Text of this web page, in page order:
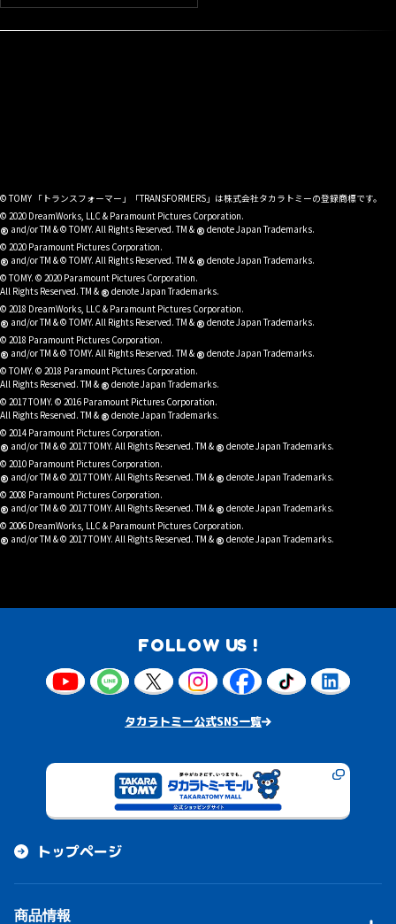
© TOMY 「トランスフォーマー」「TRANSFORMERS」は株式会社タカラトミーの登録商標です。
© 2020 DreamWorks, LLC & Paramount Pictures Corporation.
® and/or TM & © TOMY. All Rights Reserved. TM & ® denote Japan Trademarks.
© 2020 Paramount Pictures Corporation.
® and/or TM & © TOMY. All Rights Reserved. TM & ® denote Japan Trademarks.
© TOMY. © 2020 Paramount Pictures Corporation.
All Rights Reserved. TM & ® denote Japan Trademarks.
© 2018 DreamWorks, LLC & Paramount Pictures Corporation.
® and/or TM & © TOMY. All Rights Reserved. TM & ® denote Japan Trademarks.
© 2018 Paramount Pictures Corporation.
® and/or TM & © TOMY. All Rights Reserved. TM & ® denote Japan Trademarks.
© TOMY. © 2018 Paramount Pictures Corporation.
All Rights Reserved. TM & ® denote Japan Trademarks.
© 2017 TOMY. © 2016 Paramount Pictures Corporation.
All Rights Reserved. TM & ® denote Japan Trademarks.
© 2014 Paramount Pictures Corporation.
® and/or TM & © 2017 TOMY. All Rights Reserved. TM & ® denote Japan Trademarks.
© 2010 Paramount Pictures Corporation.
® and/or TM & © 2017 TOMY. All Rights Reserved. TM & ® denote Japan Trademarks.
© 2008 Paramount Pictures Corporation.
® and/or TM & © 2017 TOMY. All Rights Reserved. TM & ® denote Japan Trademarks.
© 2006 DreamWorks, LLC & Paramount Pictures Corporation.
® and/or TM & © 2017 TOMY. All Rights Reserved. TM & ® denote Japan Trademarks.
FOLLOW US !
タカラトミー公式SNS一覧
トップページ
商品情報